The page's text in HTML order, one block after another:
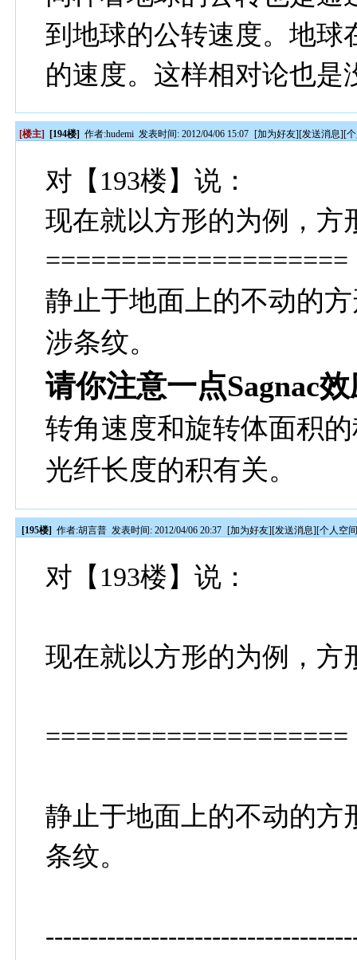
到地球的公转速度。地球
的速度。这样相对论也是
[楼主] [194楼] 作者:hudemi 发表时间: 2012/04/06 15:07 [加为好友][发送消息][
对【193楼】说：
现在就以方形的为例，方
====================
静止于地面上的不动的方
涉条纹。
请你注意一点Sagnac
转角速度和旋转体面积
光纤长度的积有关。
[195楼] 作者:胡言普 发表时间: 2012/04/06 20:37 [加为好友][发送消息][个人空
对【193楼】说：
现在就以方形的为例，方
====================
静止于地面上的不动的方
条纹。